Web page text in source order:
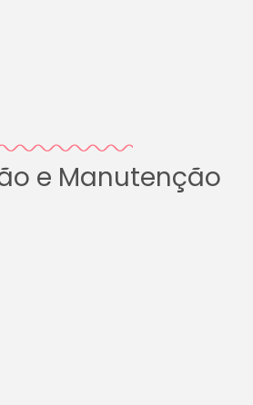
e Manutenção